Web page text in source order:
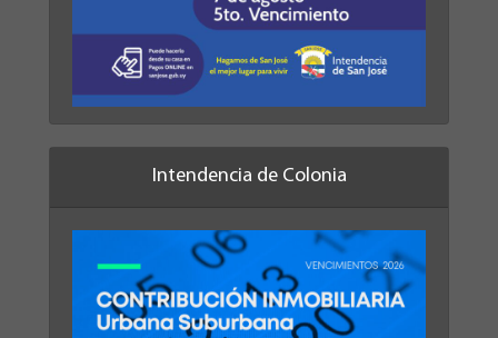
Intendencia de Colonia